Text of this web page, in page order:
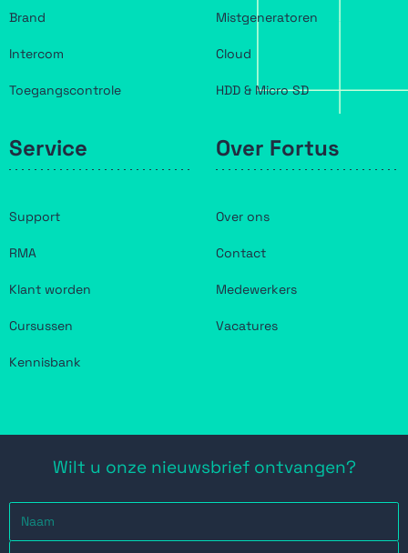
Brand
Intercom
Toegangscontrole
Mistgeneratoren
Cloud
HDD & Micro SD
Service
Support
RMA
Klant worden
Cursussen
Kennisbank
Over Fortus
Over ons
Contact
Medewerkers
Vacatures
Wilt u onze nieuwsbrief ontvangen?